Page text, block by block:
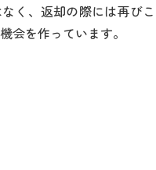
く、返却の際には再びこ
会を作っています。